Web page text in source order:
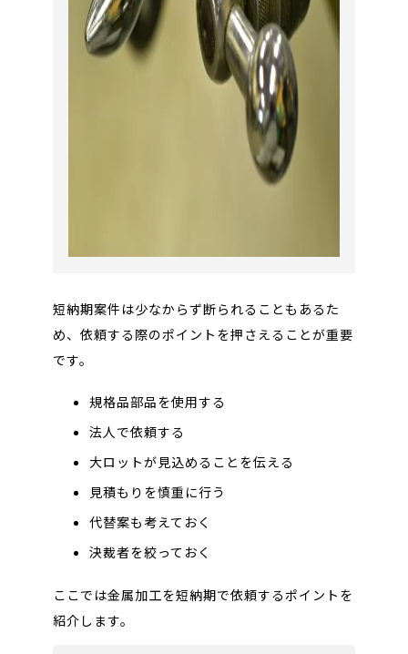
短納期案件は少なからず断られることもあるた
め、依頼する際のポイントを押さえることが重要
です。
規格品部品を使用する
法人で依頼する
大ロットが見込めることを伝える
見積もりを慎重に行う
代替案も考えておく
決裁者を絞っておく
ここでは金属加工を短納期で依頼するポイントを
紹介します。